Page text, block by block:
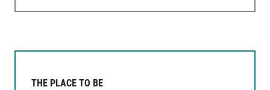
THE PLACE TO BE